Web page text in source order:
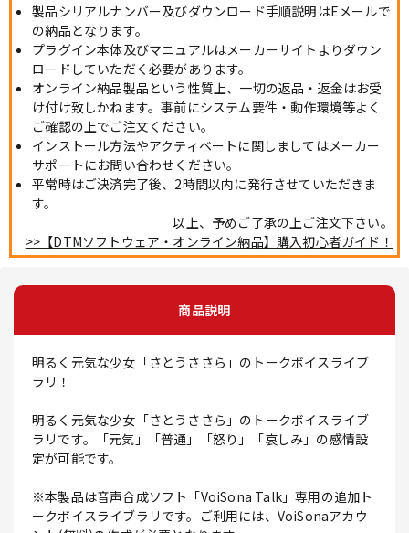
製品シリアルナンバー及びダウンロード手順説明はEメールで
の納品となります。
プラグイン本体及びマニュアルはメーカーサイトよりダウン
ロードしていただく必要があります。
オンライン納品製品という性質上、一切の返品・返金はお受
け付け致しかねます。事前にシステム要件・動作環境等よく
ご確認の上でご注文ください。
インストール方法やアクティベートに関しましてはメーカー
サポートにお問い合わせください。
平常時はご決済完了後、2時間以内に発行させていただきま
す。
以上、予めご了承の上ご注文下さい。
>>【DTMソフトウェア・オンライン納品】購入初心者ガイド！
商品説明
明るく元気な少女「さとうささら」のトークボイスライブ
ラリ！
明るく元気な少女「さとうささら」のトークボイスライブ
ラリです。「元気」「普通」「怒り」「哀しみ」の感情設
定が可能です。
※本製品は音声合成ソフト「VoiSona Talk」専用の追加ト
ークボイスライブラリです。ご利用には、VoiSonaアカウ